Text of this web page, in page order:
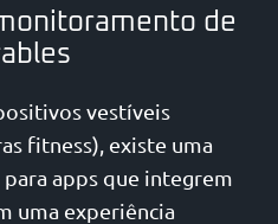
de
vestíveis
fitness), existe uma
apps que integrem
uma experiência